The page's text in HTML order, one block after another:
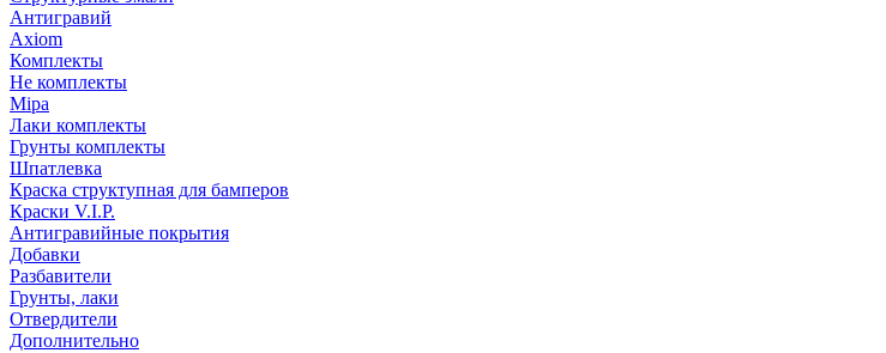
Антигравий
Axiom
Комплекты
Не комплекты
Mipa
Лаки комплекты
Грунты комплекты
Шпатлевка
Краска структупная для бамперов
Краски V.I.P.
Антигравийные покрытия
Добавки
Разбавители
Грунты, лаки
Отвердители
Дополнительно